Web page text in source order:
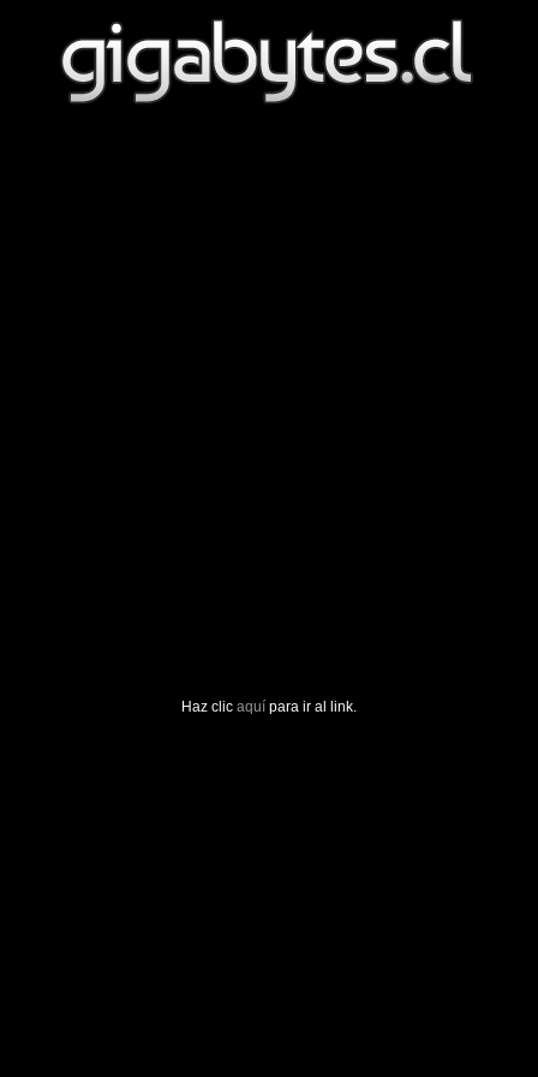
Haz clic aquí para ir al link.